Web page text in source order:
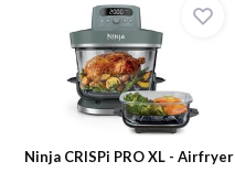
Ninja CRISPi PRO XL - Airfryer